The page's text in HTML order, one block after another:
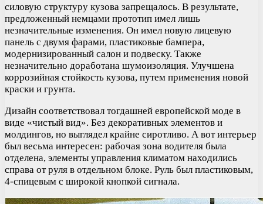
силовую структуру кузова запрещалось. В результате,
предложенный немцами прототип имел лишь
незначительные изменения. Он имел новую лицевую
панель с двумя фарами, пластиковые бампера,
модернизированный салон и подвеску. Также
незначительно доработана шумоизоляция. Улучшена
коррозийная стойкость кузова, путем применения новой
краски и грунта.
Дизайн соответствовал тогдашней европейской моде в
виде «чистый вид». Без декоративных элементов и
молдингов, но выглядел крайне сиротливо. А вот интерьер
был весьма интересен: рабочая зона водителя была
отделена, элементы управления климатом находились
справа от руля в отдельном блоке. Руль был пластиковым,
4-спицевым с широкой кнопкой сигнала.